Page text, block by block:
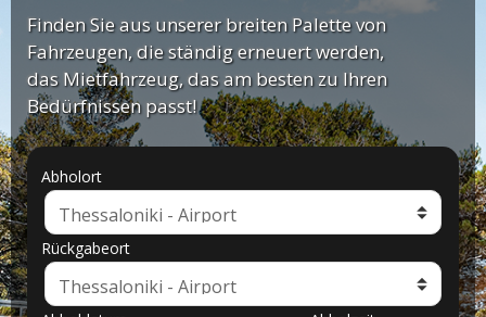
Finden Sie aus unserer breiten Palette von
Fahrzeugen, die ständig erneuert werden,
das Mietfahrzeug, das am besten zu Ihren
Bedürfnissen passt!
Abholort
Rückgabeort